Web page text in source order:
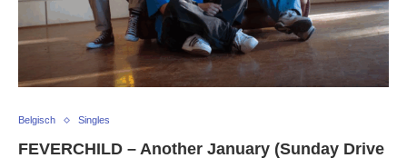
Belgisch Singles
FEVERCHILD – Another January (Sunday Drive